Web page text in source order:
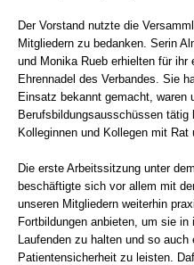
Der Vorstand nutzte die
Mitgliedern zu bedanken. Serin
und Monika Rueb erhielten für ihr
Ehrennadel des Verbandes. Sie
Einsatz bekannt gemacht, waren
Berufsbildungsausschüssen
Kolleginnen und Kollegen mit Rat
Die erste Arbeitssitzung unter
beschäftigte sich vor allem mit
unseren Mitgliedern weiterhin
Fortbildungen anbieten, um sie
Laufenden zu halten und so
Patientensicherheit zu leisten.